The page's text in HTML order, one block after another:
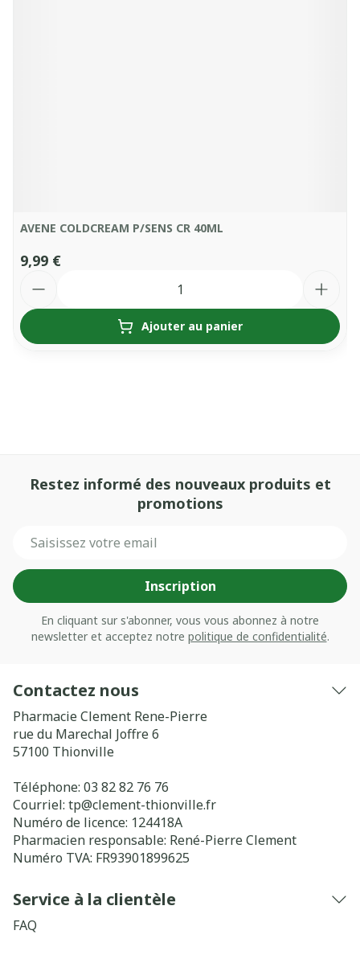
AVENE COLDCREAM P/SENS CR 40ML
9,99 €
Ajouter au panier
Restez informé des nouveaux produits et
promotions
Inscription
En cliquant sur s'abonner, vous vous abonnez à notre
newsletter et acceptez notre politique de confidentialité.
Contactez nous
Pharmacie Clement Rene-Pierre
rue du Marechal Joffre 6
57100 Thionville
Téléphone: 03 82 82 76 76
Courriel: tp@clement-thionville.fr
Numéro de licence: 124418A
Pharmacien responsable: René-Pierre Clement
Numéro TVA: FR93901899625
Service à la clientèle
FAQ